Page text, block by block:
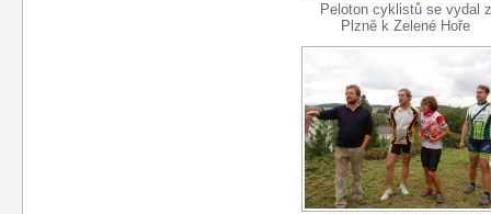
Peloton cyklistů se vydal z
Plzně k Zelené Hoře